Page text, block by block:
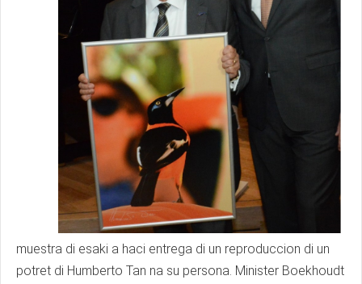
muestra di esaki a haci entrega di un reproduccion di un
potret di Humberto Tan na su persona. Minister Boekhoudt